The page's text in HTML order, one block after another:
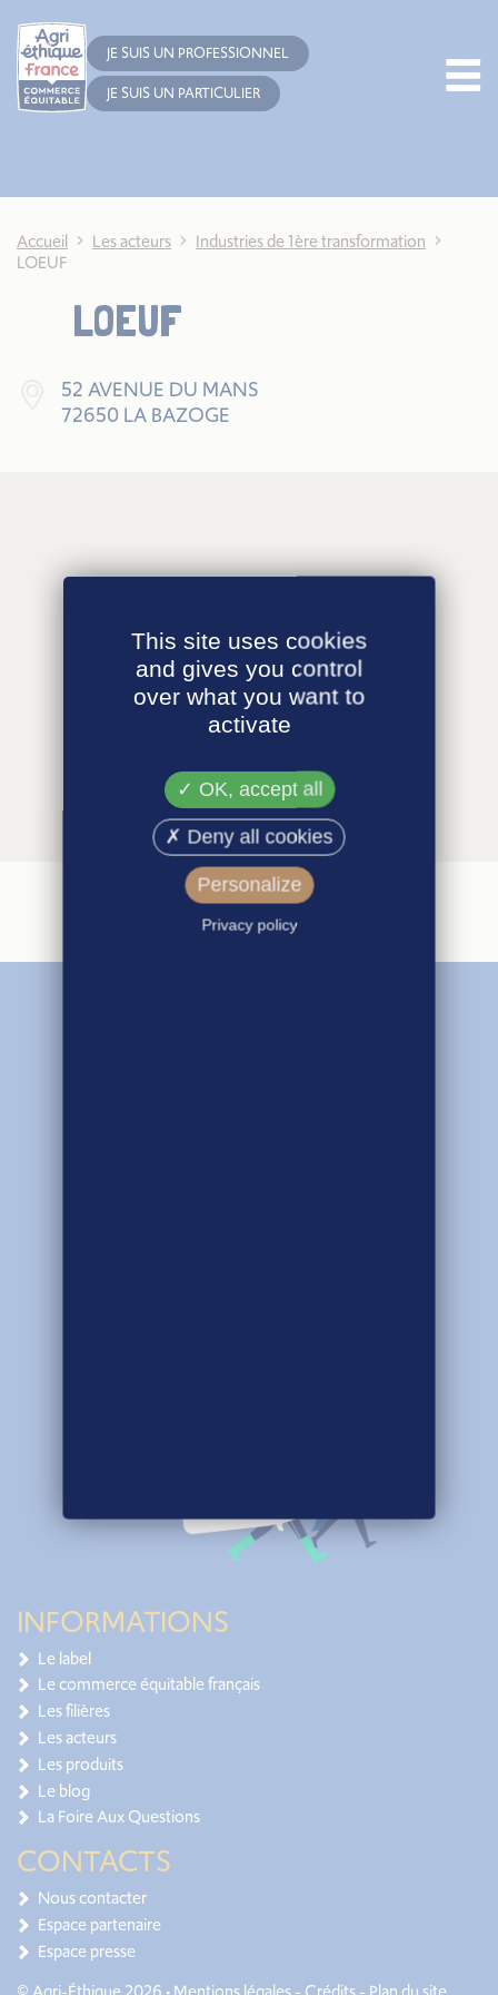
JE SUIS UN PROFESSIONNEL
JE SUIS UN PARTICULIER
Accueil Les acteurs
Industries de 1ère transformation
LOEUF
LOEUF
52 AVENUE DU MANS
72650 LA BAZOGE
INFORMATIONS
Le label
Le commerce équitable français
Les filières
Les acteurs
Les produits
Le blog
La Foire Aux Questions
CONTACTS
Nous contacter
Espace partenaire
Espace presse
This site uses cookies
and gives you control
over what you want to
activate
OK, accept all
Deny all cookies
Personalize
Privacy policy